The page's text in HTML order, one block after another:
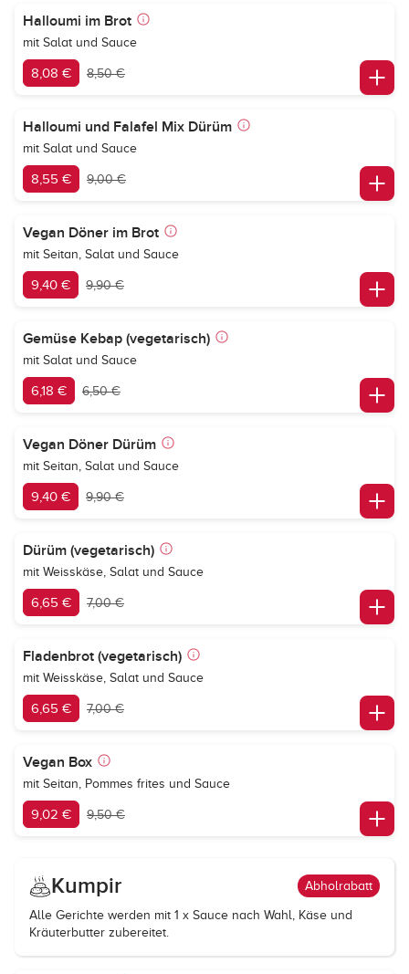
Halloumi im Brot
mit Salat und Sauce
8,08 € 8,50 €
Halloumi und Falafel Mix Dürüm
mit Salat und Sauce
8,55 € 9,00 €
Vegan Döner im Brot
mit Seitan, Salat und Sauce
9,40 € 9,90 €
Gemüse Kebap (vegetarisch)
mit Salat und Sauce
6,18 € 6,50 €
Vegan Döner Dürüm
mit Seitan, Salat und Sauce
9,40 € 9,90 €
Dürüm (vegetarisch)
mit Weisskäse, Salat und Sauce
6,65 € 7,00 €
Fladenbrot (vegetarisch)
mit Weisskäse, Salat und Sauce
6,65 € 7,00 €
Vegan Box
mit Seitan, Pommes frites und Sauce
9,02 € 9,50 €
Kumpir Abholrabatt
Alle Gerichte werden mit 1 x Sauce nach Wahl, Käse und
Kräuterbutter zubereitet.